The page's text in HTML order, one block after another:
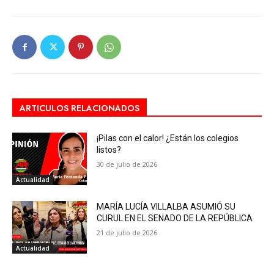
ARTICULOS RELACIONADOS
Actualidad
¡Pilas con el calor! ¿Están los colegios
listos?
30 de julio de 2026
Actualidad
MARÍA LUCÍA VILLALBA ASUMIÓ SU
CURUL EN EL SENADO DE LA REPÚBLICA
21 de julio de 2026